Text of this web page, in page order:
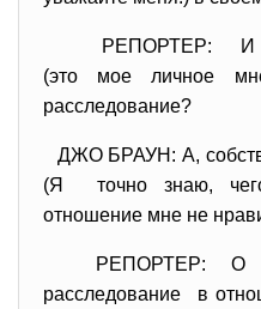
РЕПОРТЕР:
(это мое личное
расследование?
ДЖО БРАУН: А,
(Я точно знаю,
отношение мне не
РЕПОРТЕР: О
расследование в